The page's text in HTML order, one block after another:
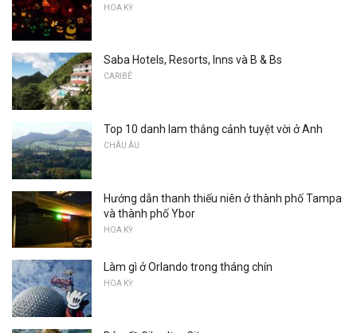
HOA KỲ
Saba Hotels, Resorts, Inns và B & Bs
CARIBÊ
Top 10 danh lam thắng cảnh tuyệt vời ở Anh
CHÂU ÂU
Hướng dẫn thanh thiếu niên ở thành phố Tampa
và thành phố Ybor
HOA KỲ
Làm gì ở Orlando trong tháng chín
HOA KỲ